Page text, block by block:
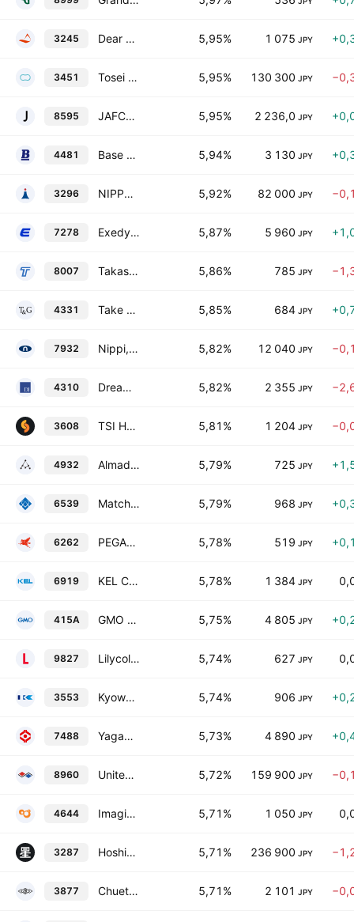
3245 Dear Life Co., Ltd. 5,95% 1 075 JPY
3451 Tosei Reit Investment Corporation 5,95% 130 300 JPY
8595 JAFCO Group Co., Ltd. 5,95% 2 236,0 JPY
4481 Base Co., Ltd. 5,94% 3 130 JPY
3296 NIPPON REIT Investment Corp 5,92% 82 000 JPY
7278 Exedy Corporation 5,87% 5 960 JPY
8007 Takashima & Co., Ltd. 5,86% 785 JPY
4331 Take and Give. Needs Co., Ltd. 5,85% 684 JPY
7932 Nippi, Incorporated 5,82% 12 040 JPY
4310 Dream Incubator Inc. 5,82% 2 355 JPY
3608 TSI Holdings Co., Ltd. 5,81% 1 204 JPY
4932 Almado, Inc. 5,79% 725 JPY
6539 Matching Service Japan Co.,Ltd. 5,79% 968 JPY
6262 PEGASUS CO. LTD 5,78% 519 JPY
6919 KEL Corporation 5,78% 1 384 JPY
415A GMO TECH Holdings, Inc. 5,75% 4 805 JPY
9827 Lilycolor Co., Ltd. 5,74% 627 JPY
3553 Kyowa Leather Cloth Co., Ltd. 5,74% 906 JPY
7488 Yagami Inc. 5,73% 4 890 JPY
8960 United Urban Investment Corporation 5,72% 159 900 JPY
4644 Imagineer Co., Ltd. 5,71% 1 050 JPY
3287 Hoshino Resorts REIT, Inc. 5,71% 236 900 JPY
3877 Chuetsu Pulp & Paper Co., Ltd. 5,71% 2 101 JPY